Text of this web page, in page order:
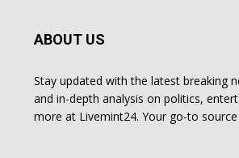
ABOUT US
Stay updated with the latest breaking
and in-depth analysis on politics,
more at Livemint24. Your go-to